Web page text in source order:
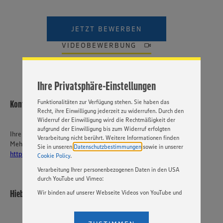
Ihre Privatsphäre-Einstellungen
ermöglichen. Wir verwenden Ihre Daten, um unsere
Inhalte anzubieten. Ihre Einwilligung in die Nutzung von
Cookies und anderer Technologien ist freiwillig und kann
„EINSTELLUNGEN ÄNDERN”. Bitte beachten Sie, dass auf
Basis Ihrer Einstellungen ggf. nicht mehr alle
Funktionalitäten zur Verfügung stehen. Sie haben das
Recht, ihre Einwilligung jederzeit zu widerrufen. Durch den
Widerruf der Einwilligung wird die Rechtmäßigkeit der
aufgrund der Einwilligung bis zum Widerruf erfolgten
Verarbeitung nicht berührt. Weitere Informationen finden
Sie in unseren Datenschutzbestimmungen sowie in unserer
Cookie Policy.
Verarbeitung Ihrer personenbezogenen Daten in den USA
durch YouTube und Vimeo:
Wir binden auf unserer Webseite Videos von YouTube und
Einstellungen bezüglich YouTube und Vimeo zu ändern,
JETZT BEWERBEN
VIDEOBEWERBUNG
Kontakt
Ihre Ansprechperson
Mehr über EDEKA Südwest:
https://karriere-edeka.de/
Hieber´s Frische Center KG